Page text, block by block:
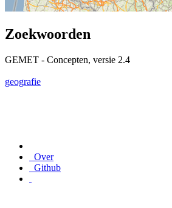
Zoekwoorden
GEMET - Concepten, versie 2.4
geografie
Over
Github